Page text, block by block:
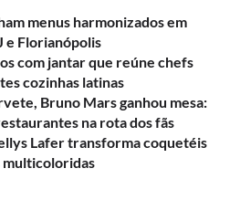
menus harmonizados em
e Florianópolis
com jantar que reúne chefs
cozinhas latinas
Bruno Mars ganhou mesa:
na rota dos fãs
Lafer transforma coquetéis
multicoloridas